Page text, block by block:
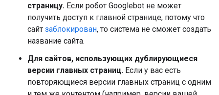
страницу. Если робот Googlebot не может
получить доступ к главной странице, потому что
сайт заблокирован, то система не сможет создать
название сайта.
Для сайтов, использующих дублирующиеся
версии главных страниц. Если у вас есть
повторяющиеся версии главных страниц с одним